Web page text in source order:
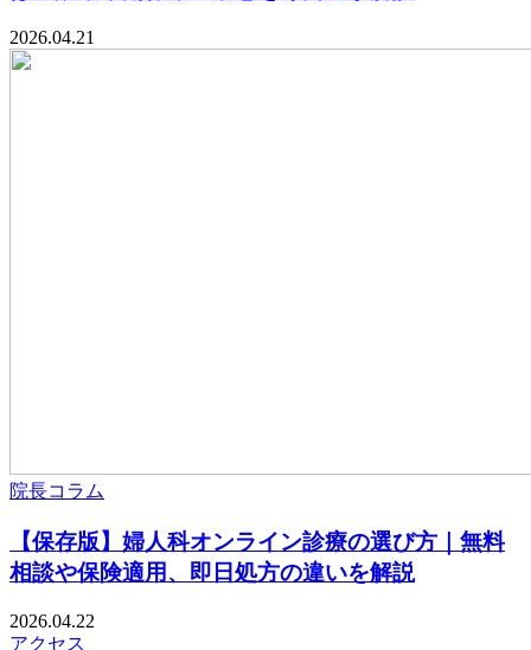
2026.04.21
院長コラム
【保存版】婦人科オンライン診療の選び方｜無料
相談や保険適用、即日処方の違いを解説
2026.04.22
アクセス